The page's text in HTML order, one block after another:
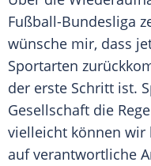
Fußball-Bundesliga
wünsche mir, dass
Sportarten
der erste Schritt ist.
Gesellschaft die
vielleicht können wir
auf verantwortliche